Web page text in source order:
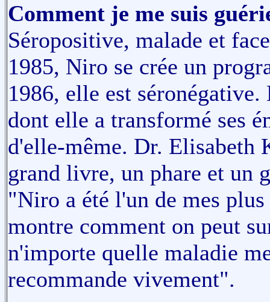
Comment je me suis
Séropositive, malade et
1985, Niro se crée un
1986, elle est
dont elle a transformé ses
d'elle-même. Dr. Elisabeth
grand livre, un phare et un
"Niro a été l'un de mes
montre comment on peut
n'importe quelle maladie
recommande vivement".